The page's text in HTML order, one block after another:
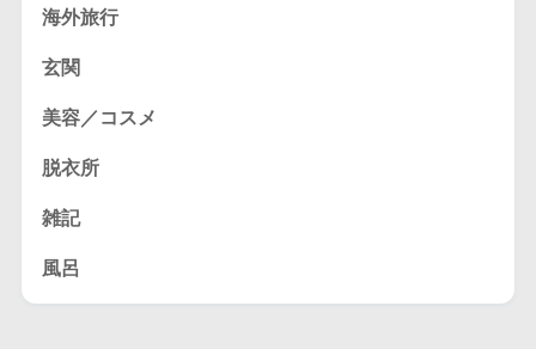
海外旅行
玄関
美容／コスメ
脱衣所
雑記
風呂